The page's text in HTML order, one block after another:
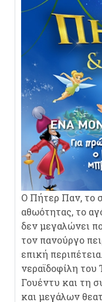
Ο Πήτερ Παν, το
αθωότητας, το
δεν μεγαλώνει
τον πανούργο
επική
νεραϊδοφίλη
Γουέντυ και τη
και μεγάλων